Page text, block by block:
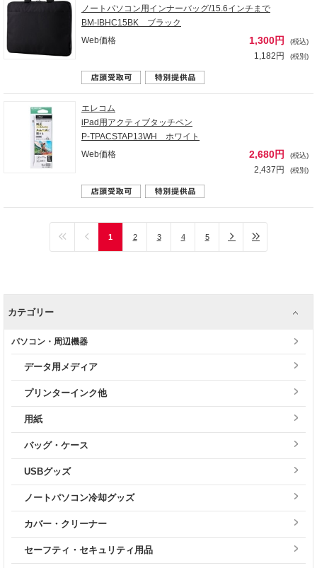
ノートパソコン用インナーバッグ/15.6インチまで
BM-IBHC15BK ブラック
Web価格
1,300円 (税込)
1,182円 (税別)
エレコム
iPad用アクティブタッチペン
P-TPACSTAP13WH ホワイト
Web価格
2,680円 (税込)
2,437円 (税別)
1 2 3 4 5
カテゴリー
パソコン・周辺機器
データ用メディア
プリンターインク他
用紙
バッグ・ケース
USBグッズ
ノートパソコン冷却グッズ
カバー・クリーナー
セーフティ・セキュリティ用品